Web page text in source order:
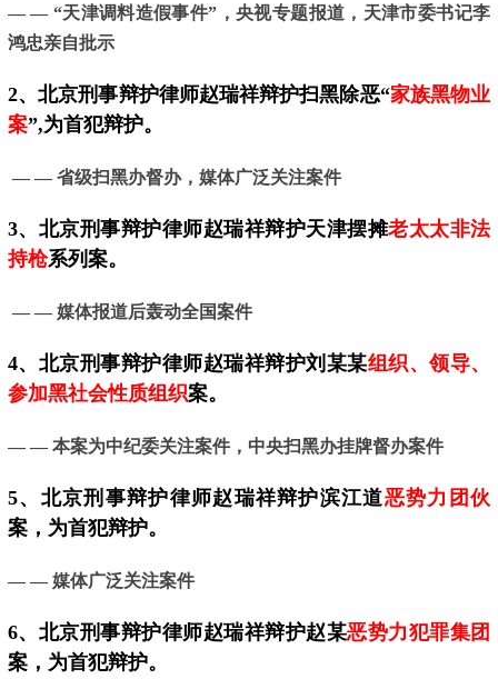
— — “天津调料造假事件”， 央视专题报道，天津市委书记李
鸿忠亲自批示
2、北京刑事辩护律师赵瑞祥辩护扫黑除恶“家族黑物业
案”,为首犯辩护。
— — 省级扫黑办督办，媒体广泛关注案件
3、 北京刑事辩护律师赵瑞祥辩护天津摆摊老太太非法
持枪系列案。
— — 媒体报道后轰动全国案件
4、 北京刑事辩护律师赵瑞祥辩护刘某某组织、领导、
参加黑社会性质组织案。
— — 本案为中纪委关注案件，中央扫黑办挂牌督办案件
5、 北京刑事辩护律师赵瑞祥辩护滨江道恶势力团伙
案，为首犯辩护。
— — 媒体广泛关注案件
6、北京刑事辩护律师赵瑞祥辩护赵某恶势力犯罪集团
案，为首犯辩护。